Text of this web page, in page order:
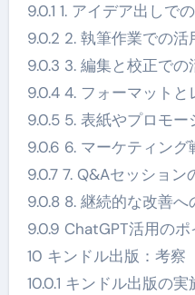
9.0.1 1. アイデア出しで
9.0.2 2. 執筆作業での活
9.0.3 3. 編集と校正での
9.0.4 4. フォーマット
9.0.5 5. 表紙やプロモ
9.0.6 6. マーケティング
9.0.7 7. Q&Aセッション
9.0.8 8. 継続的な改善へ
9.0.9 ChatGPT活用のポ
10 キンドル出版：考察
10.0.1 キンドル出版の